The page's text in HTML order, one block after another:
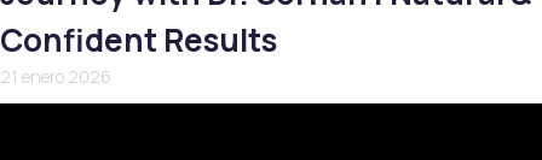
Confident Results
21 enero 2026